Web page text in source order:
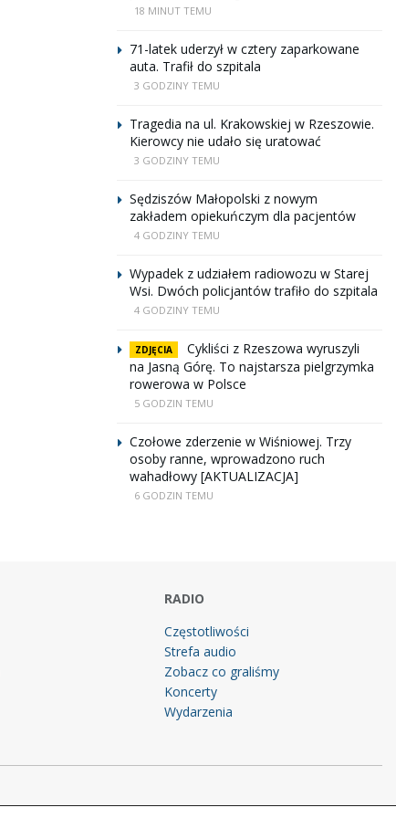
18 MINUT TEMU
71-latek uderzył w cztery zaparkowane
auta. Trafił do szpitala
3 GODZINY TEMU
Tragedia na ul. Krakowskiej w Rzeszowie.
Kierowcy nie udało się uratować
3 GODZINY TEMU
Sędziszów Małopolski z nowym
zakładem opiekuńczym dla pacjentów
4 GODZINY TEMU
Wypadek z udziałem radiowozu w Starej
Wsi. Dwóch policjantów trafiło do szpitala
4 GODZINY TEMU
ZDJĘCIA
Cykliści z Rzeszowa wyruszyli
na Jasną Górę. To najstarsza pielgrzymka
rowerowa w Polsce
5 GODZIN TEMU
Czołowe zderzenie w Wiśniowej. Trzy
osoby ranne, wprowadzono ruch
wahadłowy [AKTUALIZACJA]
6 GODZIN TEMU
RADIO
Częstotliwości
Strefa audio
Zobacz co graliśmy
Koncerty
Wydarzenia